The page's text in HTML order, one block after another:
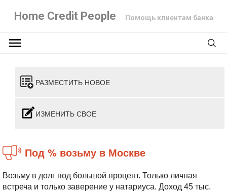
Home Credit People Помощь клиентам банка
РАЗМЕСТИТЬ НОВОЕ
ИЗМЕНИТЬ СВОЕ
Под % возьму в Москве
Возьму в долг под большой процент. Только личная
встреча и только заверение у натариуса. Доход 45 тыс.